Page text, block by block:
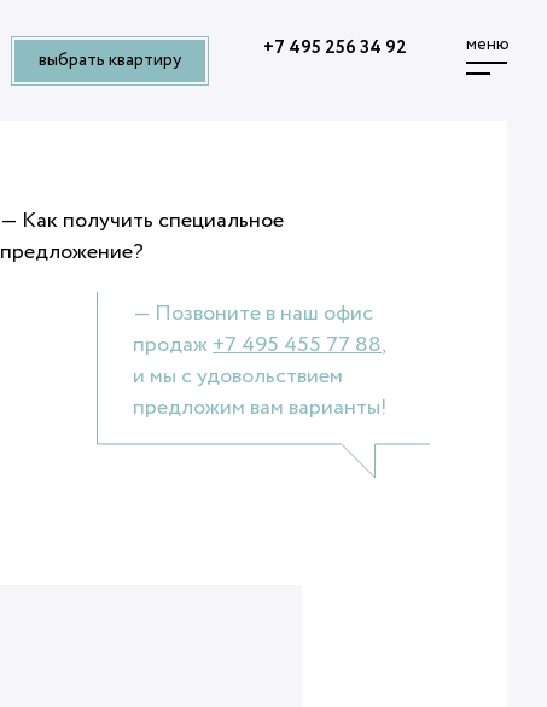
выбрать квартиру +7 495 256 34 92 меню
— Как получить специальное
предложение?
— Позвоните в наш офис
продаж+7 495 455 77 88,
и мы с удовольствием
предложим вам варианты!